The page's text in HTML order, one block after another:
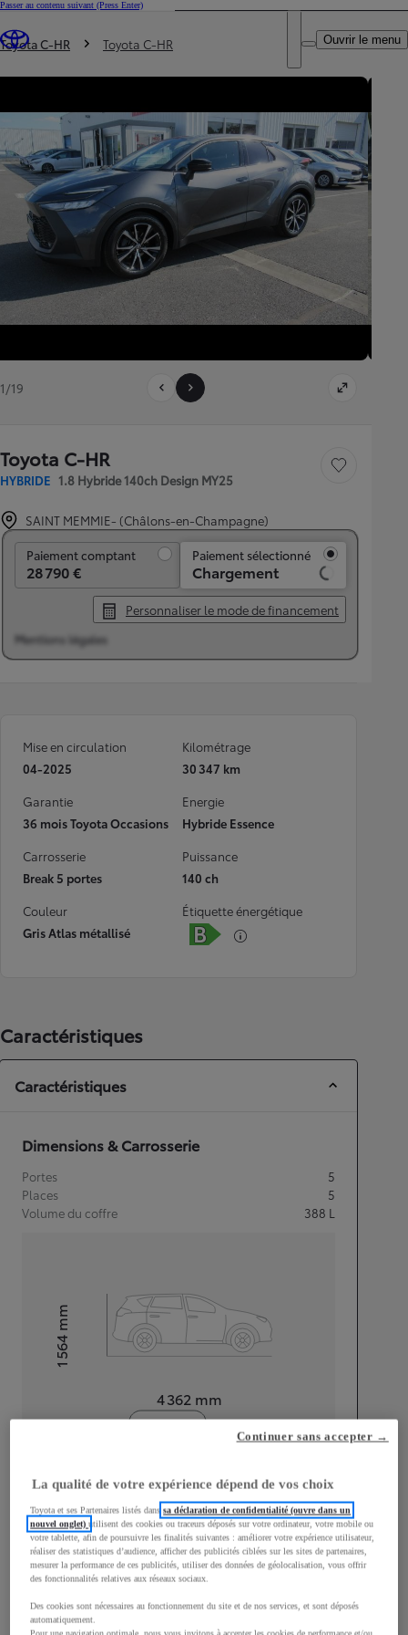
Passer au contenu suivant (Press Enter)
Trouvez un partenaire Toyota
DEALER NAME
Ouvrir le menu
Vous êtes ici
Toyota C-HR Toyota C-HR
1/19
Toyota C-HR
HYBRIDE 1.8 Hybride 140ch Design MY25
Sauvegarder le
SAINT MEMMIE- (Châlons-en-Champagne)
Paiement comptant
28 790 €
Paiement sélectionné
Chargement
Personnaliser le mode de financement
Mentions légales
Mise en circulation
04-2025
Kilométrage
30 347 km
Garantie
36 mois Toyota Occasions
Energie
Hybride Essence
Carrosserie
Break 5 portes
Puissance
140 ch
Couleur
Gris Atlas métallisé
Étiquette énergétique
Caractéristiques
Caractéristiques
Dimensions & Carrosserie
Portes
5
Places
5
Volume du coffre
388 L
Longueur
4 362 mm
Hauteur1 564
mm
Largeur
1 832mm
Consommation mixte
La qualité de votre expérience dépend de vos choix
Toyota et ses Partenaires listés danssa déclaration de confidentialité (ouvre dans un
nouvel onglet)utilisent des cookies ou traceurs déposés sur votre ordinateur, votre mobile ou
votre tablette, afin de poursuivre les finalités suivantes : améliorer votre expérience utilisateur,
réaliser des statistiques d’audience, afficher des publicités ciblées sur les sites de partenaires,
mesurer la performance de ces publicités, utiliser des données de géolocalisation, vous offrir
des fonctionnalités relatives aux réseaux sociaux.
Des cookies sont nécessaires au fonctionnement du site et de nos services, et sont déposés
automatiquement.
Continuer sans accepter →